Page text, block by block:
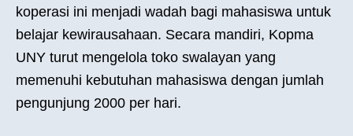
koperasi ini menjadi wadah bagi mahasiswa untuk
belajar kewirausahaan. Secara mandiri, Kopma
UNY turut mengelola toko swalayan yang
memenuhi kebutuhan mahasiswa dengan jumlah
pengunjung 2000 per hari.